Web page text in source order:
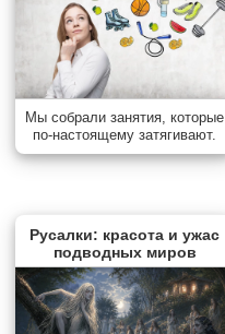
Мы собрали занятия, которые
по-настоящему затягивают.
Русалки: красота и ужас
подводных миров